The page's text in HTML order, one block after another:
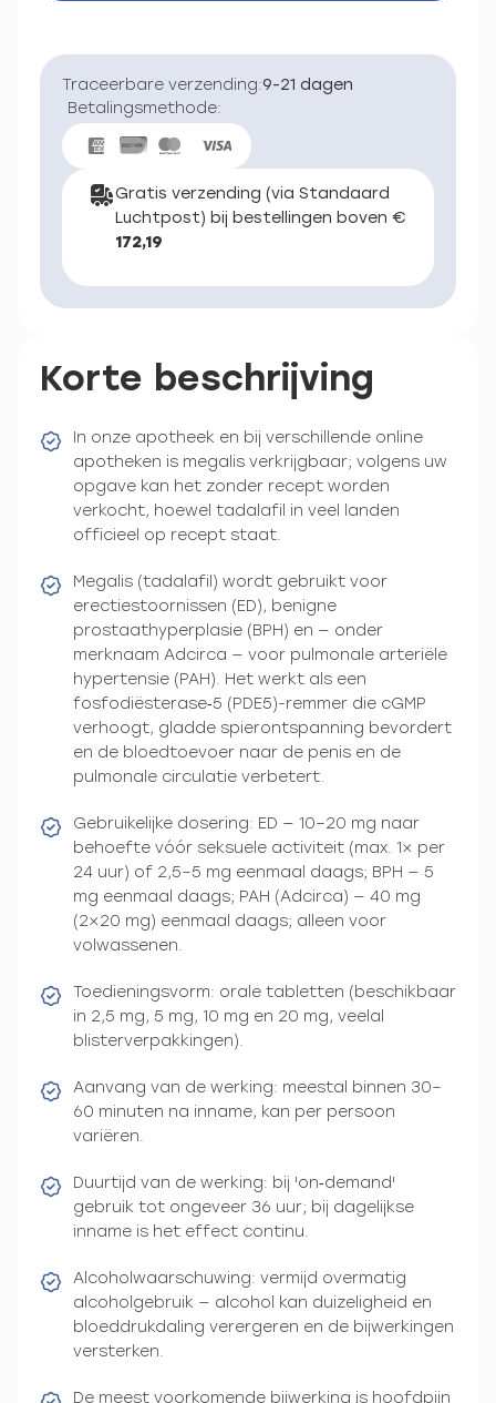
Traceerbare verzending:9-21 dagen
Betalingsmethode:
Gratis verzending (via Standaard
Luchtpost) bij bestellingen boven €
172,19
Korte beschrijving
In onze apotheek en bij verschillende online
apotheken is megalis verkrijgbaar; volgens uw
opgave kan het zonder recept worden
verkocht, hoewel tadalafil in veel landen
officieel op recept staat.
Megalis (tadalafil) wordt gebruikt voor
erectiestoornissen (ED), benigne
prostaathyperplasie (BPH) en — onder
merknaam Adcirca — voor pulmonale arteriële
hypertensie (PAH). Het werkt als een
fosfodiësterase‑5 (PDE5)-remmer die cGMP
verhoogt, gladde spierontspanning bevordert
en de bloedtoevoer naar de penis en de
pulmonale circulatie verbetert.
Gebruikelijke dosering: ED — 10–20 mg naar
behoefte vóór seksuele activiteit (max. 1× per
24 uur) of 2,5–5 mg eenmaal daags; BPH — 5
mg eenmaal daags; PAH (Adcirca) — 40 mg
(2×20 mg) eenmaal daags; alleen voor
volwassenen.
Toedieningsvorm: orale tabletten (beschikbaar
in 2,5 mg, 5 mg, 10 mg en 20 mg, veelal
blisterverpakkingen).
Aanvang van de werking: meestal binnen 30–
60 minuten na inname, kan per persoon
variëren.
Duurtijd van de werking: bij 'on‑demand'
gebruik tot ongeveer 36 uur; bij dagelijkse
inname is het effect continu.
Alcoholwaarschuwing: vermijd overmatig
alcoholgebruik — alcohol kan duizeligheid en
bloeddrukdaling verergeren en de bijwerkingen
versterken.
De meest voorkomende bijwerking is hoofdpijn